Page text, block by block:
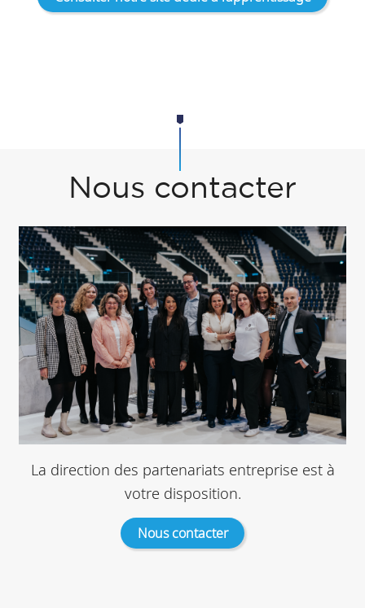
Nous contacter
La direction des partenariats entreprise est à
votre disposition.
Nous contacter